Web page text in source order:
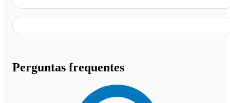
Perguntas frequentes